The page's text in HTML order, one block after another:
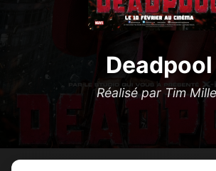
Deadpool
Réalisé par Tim